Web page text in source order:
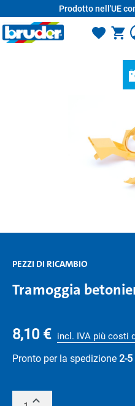
Prodotto nell'UE
PEZZI DI RICAMBIO
Tramoggia
8,10 € incl. IVA più costi
Pronto per la spedizione 2-